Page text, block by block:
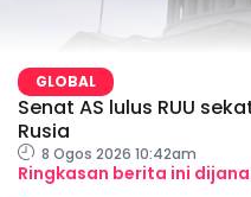
GLOBAL
Senat AS lulus RUU
Rusia
8 Ogos 2026 10:42am
Ringkasan berita ini dijana